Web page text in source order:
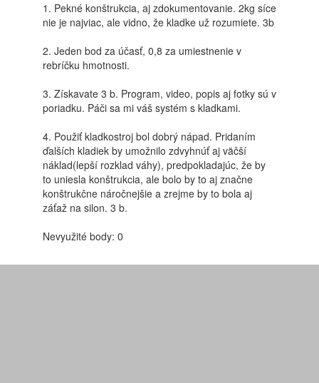
1. Pekné konštrukcia, aj zdokumentovanie. 2kg síce
nie je najviac, ale vidno, že kladke už rozumiete. 3b
2. Jeden bod za účasť, 0,8 za umiestnenie v
rebríčku hmotnosti.
3. Získavate 3 b. Program, video, popis aj fotky sú v
poriadku. Páči sa mi váš systém s kladkami.
4. Použiť kladkostroj bol dobrý nápad. Pridaním
ďalších kladiek by umožnilo zdvyhnúť aj väčší
náklad(lepší rozklad váhy), predpokladajúc, že by
to uniesla konštrukcia, ale bolo by to aj značne
konštrukčne náročnejšie a zrejme by to bola aj
záťaž na silon. 3 b.
Nevyužité body: 0